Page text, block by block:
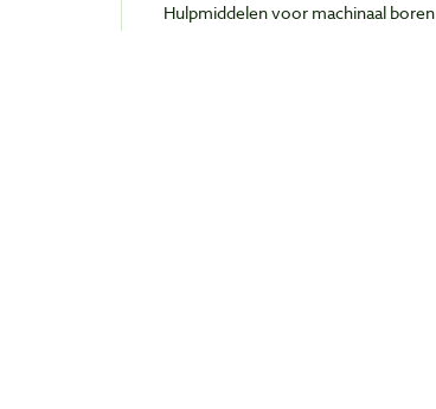
Hulpmiddelen voor machinaal boren